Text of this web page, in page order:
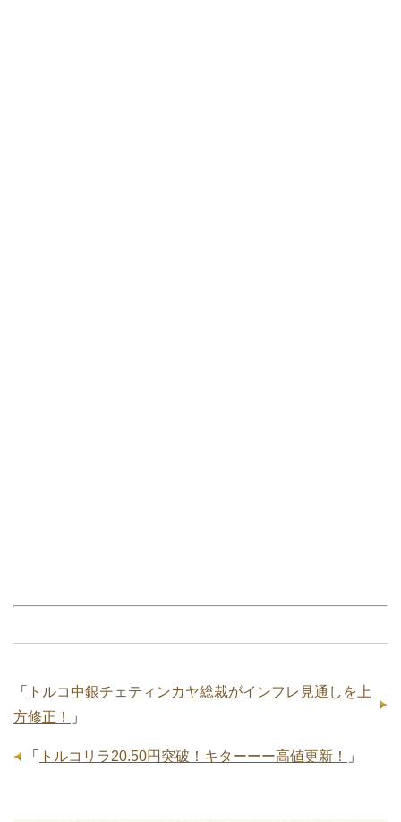
「
トルコ中銀チェティンカヤ総裁がインフレ見通しを上
方修正！
」
「 トルコリラ20.50円突破！キターーー高値更新！ 」